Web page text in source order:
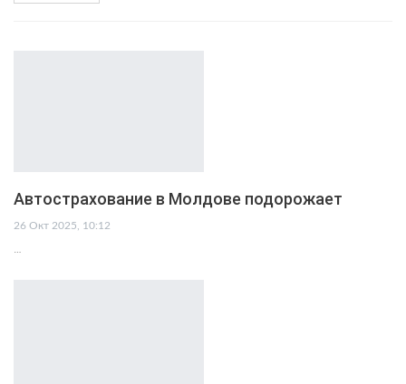
Автострахование в Молдове подорожает
26 Окт 2025, 10:12
…